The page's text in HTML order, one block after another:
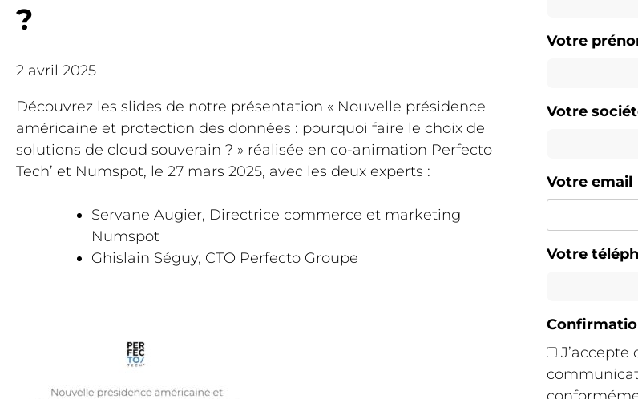
?
2 avril 2025
Découvrez les slides de notre présentation « Nouvelle présidence
américaine et protection des données : pourquoi faire le choix de
solutions de cloud souverain ? » réalisée en co-animation Perfecto
Tech’ et Numspot, le 27 mars 2025, avec les deux experts :
Servane Augier, Directrice commerce et marketing
Numspot
Ghislain Séguy, CTO Perfecto Groupe
Votre
Votre
Votre email
Votre